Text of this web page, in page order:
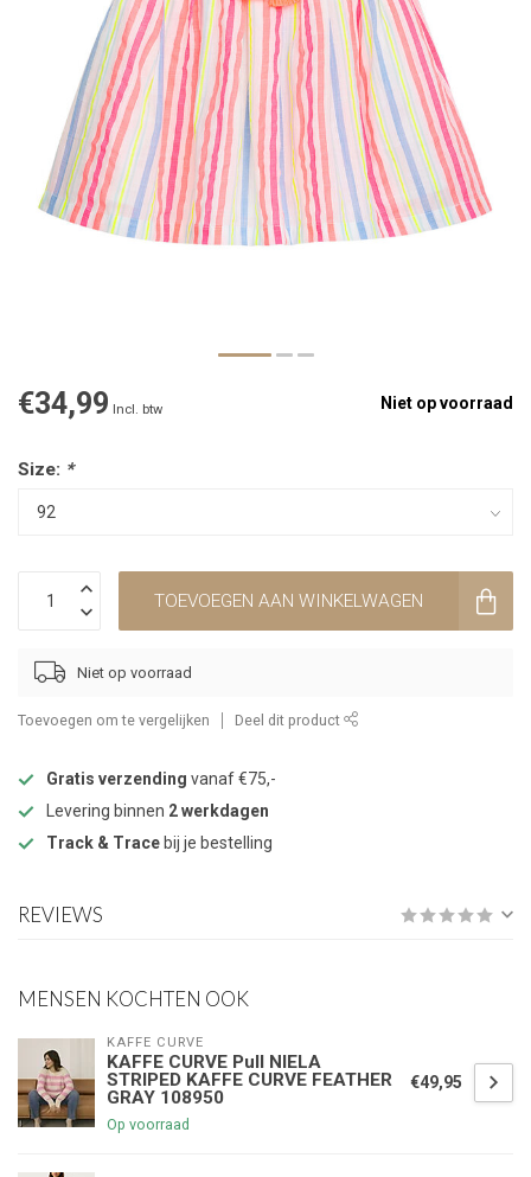
€34,99 Incl. btw Niet op voorraad
Size: *
TOEVOEGEN AAN WINKELWAGEN
Niet op voorraad
Toevoegen om te vergelijken Deel dit product
Gratis verzending vanaf €75,-
Levering binnen 2 werkdagen
Track & Trace bij je bestelling
REVIEWS
MENSEN KOCHTEN OOK
KAFFE CURVE
KAFFE CURVE Pull NIELA
STRIPED KAFFE CURVE FEATHER
GRAY 108950
Op voorraad
€49,95